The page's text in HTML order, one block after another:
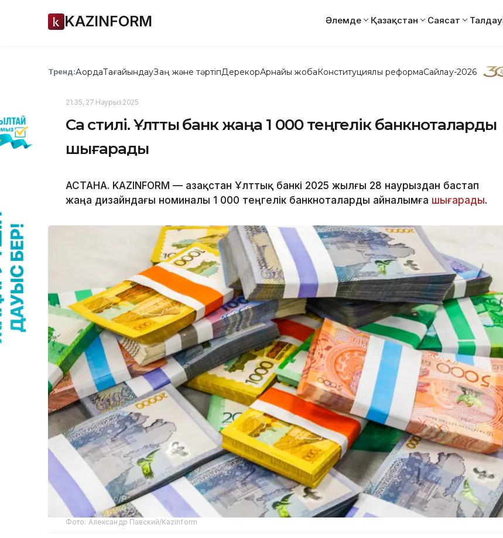
KAZINFORM Әлемде Қазақстан Саясат Талдау
Тренд:АқордаТағайындауЗаң және тәртіпДерекқорАрнайы жобаКонституциялық реформаСайлау-2026
21:35, 27 Наурыз 2025
Сақ стилі. Ұлттық банк жаңа 1 000 теңгелік банкноталарды
шығарады
АСТАНА. KAZINFORM — Қазақстан Ұлттық банкі 2025 жылғы 28 наурыздан бастап
жаңа дизайндағы номиналы 1 000 теңгелік банкноталарды айналымға шығарады.
Фото: Александр Павский/Kazinform